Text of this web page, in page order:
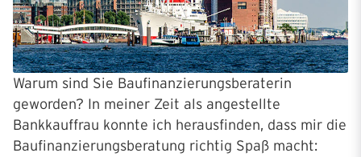
Warum sind Sie Baufinanzierungsberaterin
geworden? In meiner Zeit als angestellte
Bankkauffrau konnte ich herausfinden, dass mir die
Baufinanzierungsberatung richtig Spaß macht: